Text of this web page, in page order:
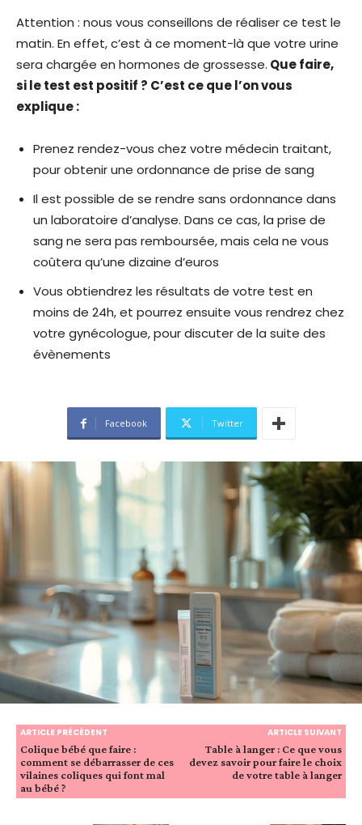
Attention : nous vous conseillons de réaliser ce test le
matin. En effet, c’est à ce moment-là que votre urine
sera chargée en hormones de grossesse. Que faire,
si le test est positif ? C’est ce que l’on vous
explique :
Prenez rendez-vous chez votre médecin traitant,
pour obtenir une ordonnance de prise de sang
Il est possible de se rendre sans ordonnance dans
un laboratoire d’analyse. Dans ce cas, la prise de
sang ne sera pas remboursée, mais cela ne vous
coûtera qu’une dizaine d’euros
Vous obtiendrez les résultats de votre test en
moins de 24h, et pourrez ensuite vous rendrez chez
votre gynécologue, pour discuter de la suite des
évènements
Facebook Twitter
ARTICLE PRÉCÉDENT
Colique bébé que faire :
comment se débarrasser de ces
vilaines coliques qui font mal
au bébé ?
ARTICLE SUIVANT
Table à langer : Ce que vous
devez savoir pour faire le choix
de votre table à langer